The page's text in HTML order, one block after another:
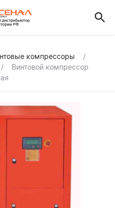
компрессоры
Винтовой компрессор